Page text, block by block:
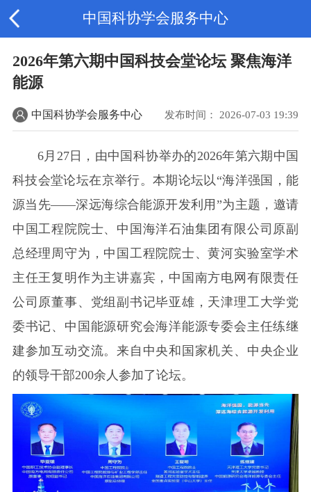
中国科协学会服务中心
2026年第六期中国科技会堂论坛 聚焦海洋
能源
中国科协学会服务中心 发布时间： 2026-07-03 19:39
6月27日，由中国科协举办的2026年第六期中国
科技会堂论坛在京举行。本期论坛以“海洋强国，能
源当先——深远海综合能源开发利用”为主题，邀请
中国工程院院士、中国海洋石油集团有限公司原副
总经理周守为，中国工程院院士、黄河实验室学术
主任王复明作为主讲嘉宾，中国南方电网有限责任
公司原董事、党组副书记毕亚雄，天津理工大学党
委书记、中国能源研究会海洋能源专委会主任练继
建参加互动交流。来自中央和国家机关、中央企业
的领导干部200余人参加了论坛。